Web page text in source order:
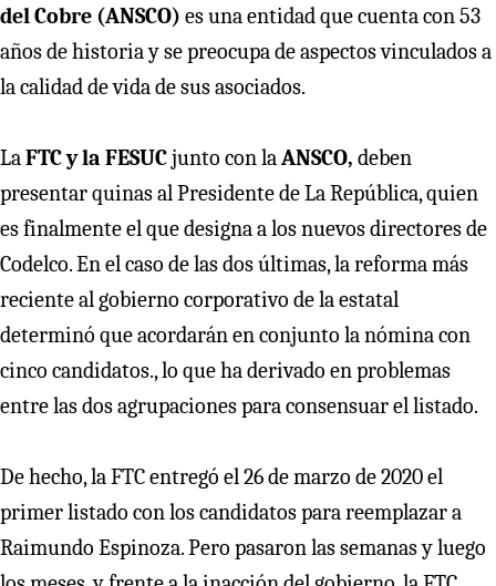
del Cobre (ANSCO) es una entidad que cuenta con 53
años de historia y se preocupa de aspectos vinculados a
la calidad de vida de sus asociados.
LaFTC y la FESUCjunto con laANSCO, deben
presentar quinas al Presidente de La República, quien
es finalmente el que designa a los nuevos directores de
Codelco. En el caso de las dos últimas, la reforma más
reciente al gobierno corporativo de la estatal
determinó que acordarán en conjunto la nómina con
cinco candidatos., lo que ha derivado en problemas
entre las dos agrupaciones para consensuar el listado.
De hecho, la FTC entregó el 26 de marzo de 2020 el
primer listado con los candidatos para reemplazar a
Raimundo Espinoza. Pero pasaron las semanas y luego